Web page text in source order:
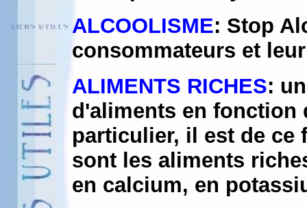
ALCOOLISME: Stop
consommateurs et
ALIMENTS RICHES:
d'aliments en fonction
particulier, il est de ce
sont les aliments
en calcium, en